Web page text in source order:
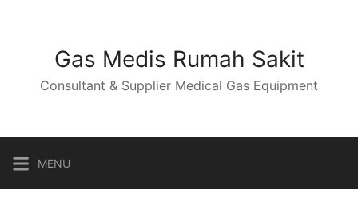
Gas Medis Rumah Sakit
Consultant & Supplier Medical Gas Equipment
MENU